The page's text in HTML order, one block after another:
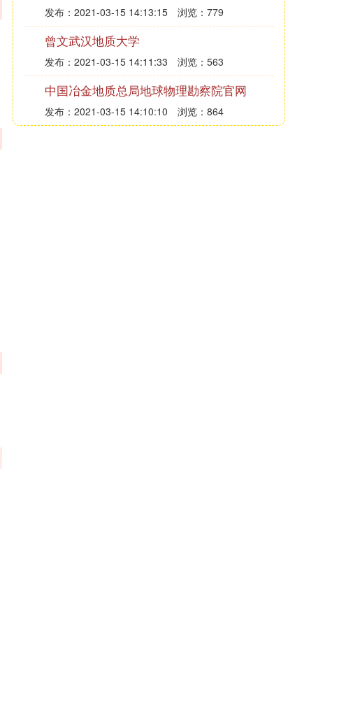
发布：2021-03-15 14:13:15 浏览：779
曾文武汉地质大学
发布：2021-03-15 14:11:33 浏览：563
中国冶金地质总局地球物理勘察院官网
发布：2021-03-15 14:10:10 浏览：864